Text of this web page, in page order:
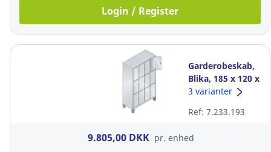
Login / Register
Garderobeskab,
Blika, 185 x 120 x
50 cm, 12 rum
3 varianter
Ref: 7.233.193
9.805,00 DKK pr. enhed